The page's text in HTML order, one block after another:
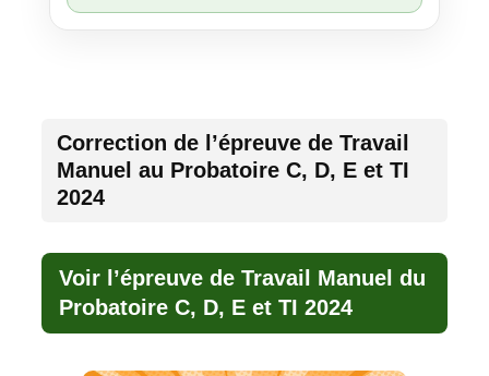
Correction de l’épreuve de Travail
Manuel au Probatoire C, D, E et TI
2024
Voir l’épreuve de Travail Manuel du
Probatoire C, D, E et TI 2024